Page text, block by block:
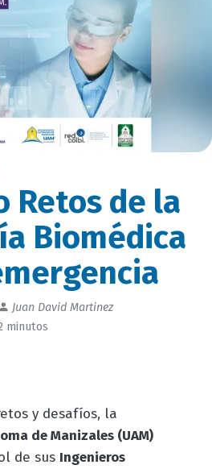
Retos de la
Biomédica
Juan David Martinez
minutos
y desafíos, la
de Manizales (UAM)
de sus Ingenieros